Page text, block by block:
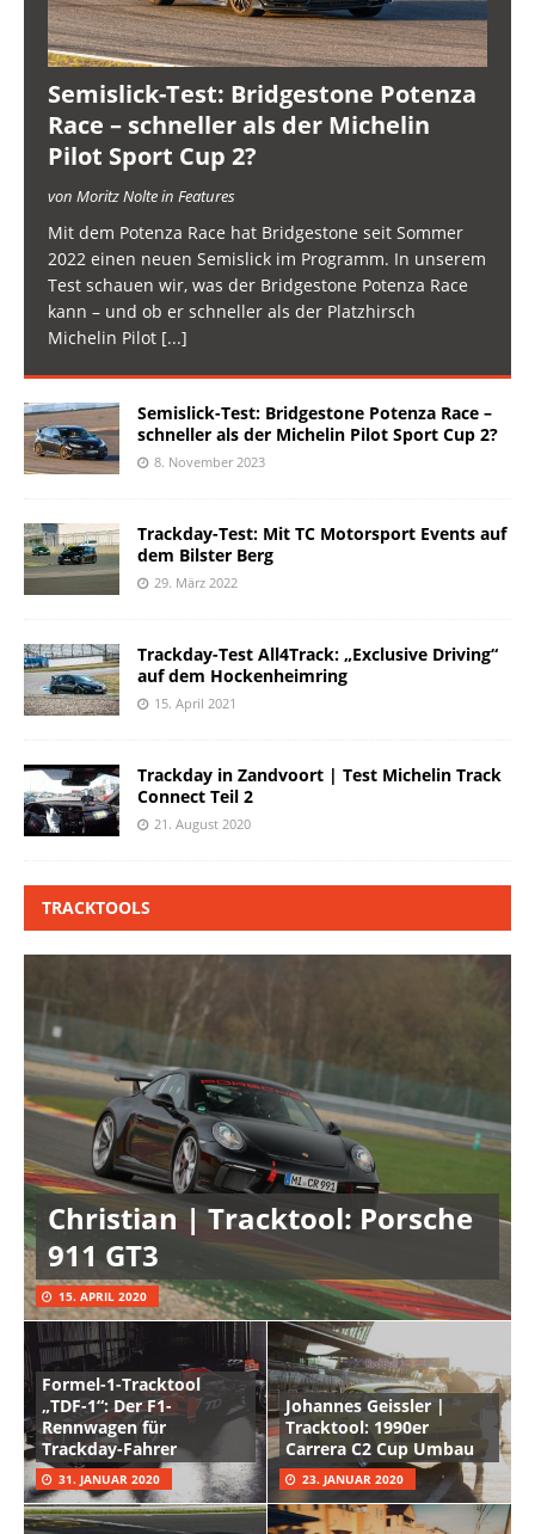
Semislick-Test: Bridgestone Potenza
Race – schneller als der Michelin
Pilot Sport Cup 2?
von Moritz Nolte in Features
Mit dem Potenza Race hat Bridgestone seit Sommer
2022 einen neuen Semislick im Programm. In unserem
Test schauen wir, was der Bridgestone Potenza Race
kann – und ob er schneller als der Platzhirsch
Michelin Pilot [...]
Semislick-Test: Bridgestone Potenza Race –
schneller als der Michelin Pilot Sport Cup 2?
8. November 2023
Trackday-Test: Mit TC Motorsport Events auf
dem Bilster Berg
29. März 2022
Trackday-Test All4Track: „Exclusive Driving“
auf dem Hockenheimring
15. April 2021
Trackday in Zandvoort | Test Michelin Track
Connect Teil 2
21. August 2020
TRACKTOOLS
Christian | Tracktool: Porsche
911 GT3
15. APRIL 2020
Formel-1-Tracktool
„TDF-1“: Der F1-
Rennwagen für
Trackday-Fahrer
31. JANUAR 2020
Johannes Geissler |
Tracktool: 1990er
Carrera C2 Cup Umbau
23. JANUAR 2020